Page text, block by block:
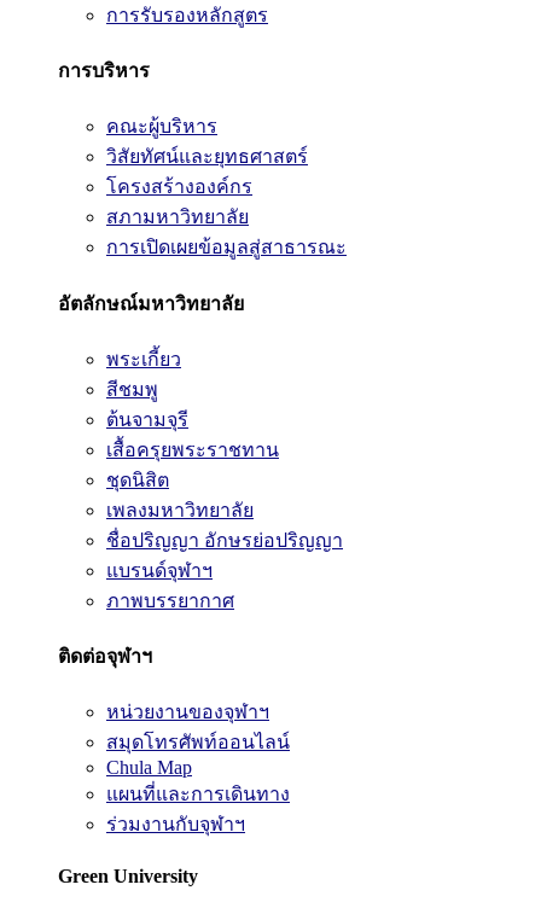
การรับรองหลักสูตร
การบริหาร
คณะผู้บริหาร
วิสัยทัศน์และยุทธศาสตร์
โครงสร้างองค์กร
สภามหาวิทยาลัย
การเปิดเผยข้อมูลสู่สาธารณะ
อัตลักษณ์มหาวิทยาลัย
พระเกี้ยว
สีชมพู
ต้นจามจุรี
เสื้อครุยพระราชทาน
ชุดนิสิต
เพลงมหาวิทยาลัย
ชื่อปริญญา อักษรย่อปริญญา
แบรนด์จุฬาฯ
ภาพบรรยากาศ
ติดต่อจุฬาฯ
หน่วยงานของจุฬาฯ
สมุดโทรศัพท์ออนไลน์
Chula Map
แผนที่และการเดินทาง
ร่วมงานกับจุฬาฯ
Green University